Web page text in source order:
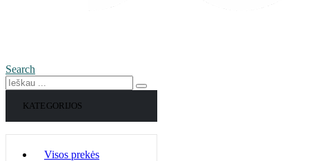
Search
KATEGORIJOS
Visos prekės